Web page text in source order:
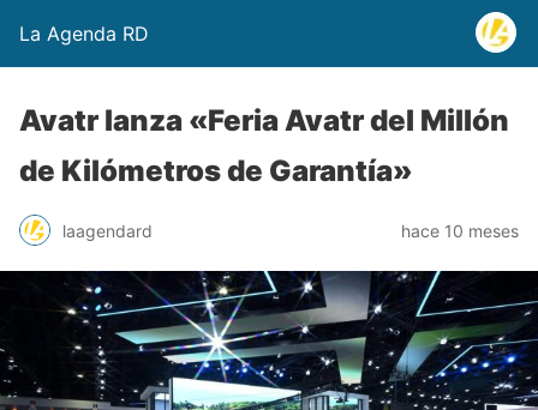
La Agenda RD
Avatr lanza «Feria Avatr del Millón
de Kilómetros de Garantía»
laagendard hace 10 meses